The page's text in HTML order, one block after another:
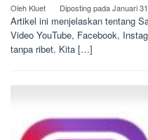
Oleh Kluet Diposting padaJanuari
Artikel ini menjelaskan tentang
Video YouTube, Facebook,
tanpa ribet. Kita […]